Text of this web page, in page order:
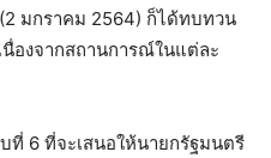
มกราคม 2564) ก็ได้ทบทวน
องจากสถานการณ์ในแต่ละ
ที่ 6 ที่จะเสนอให้นายกรัฐมนตรี